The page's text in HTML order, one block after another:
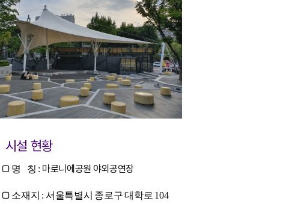
시설 현황
□ 명 칭 : 마로니에공원 야외공연장
□ 소재지 : 서울특별시 종로구 대학로 104